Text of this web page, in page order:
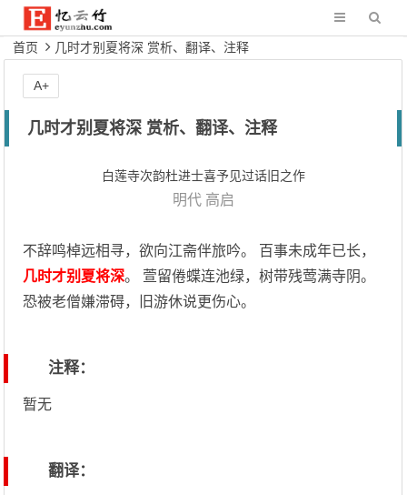
首页 几时才别夏将深 赏析、翻译、注释
几时才别夏将深 赏析、翻译、注释
白莲寺次韵杜进士喜予见过话旧之作
明代 高启
不辞鸣棹远相寻，欲向江斋伴旅吟。 百事未成年已长，
几时才别夏将深。 萱留倦蝶连池绿，树带残莺满寺阴。
恐被老僧嫌滞碍，旧游休说更伤心。
注释：
暂无
翻译：
A+